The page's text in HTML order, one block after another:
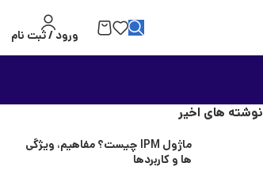
ورود / ثبت نام
نوشته های اخیر
ماژول IPM چیست؟ مفاهیم، ویژگی
ها و کاربردها